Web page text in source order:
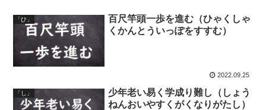
「ひ」
百尺竿頭一歩を進む（ひゃくしゃ
くかんとういっぽをすすむ）
2022.09.25
「し」
少年老い易く学成り難し（しょう
ねんおいやすくがくなりがたし）